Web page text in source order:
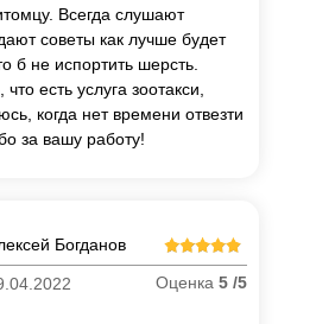
Всегда слушают
советы как лучше будет
б не испортить шерсть.
есть услуга зоотакси,
когда нет времени отвезти
за вашу работу!
Богданов
Оценка 5 /5